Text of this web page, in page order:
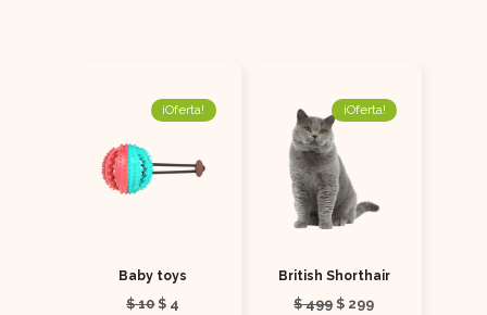
¡Oferta!
Baby toys
$10 $ 4
¡Oferta!
British Shorthair
$499 $ 299